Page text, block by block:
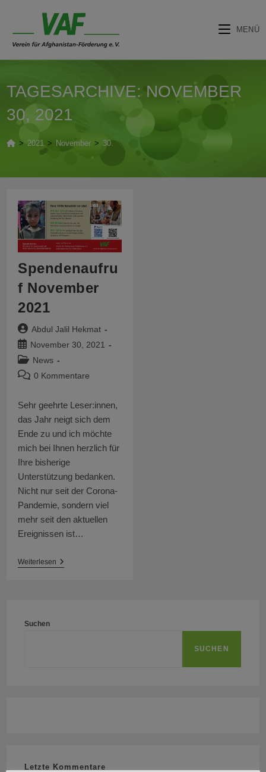
springen
MENÜ
TAGESARCHIVE: NOVEMBER
30, 2021
> 2021 > November > 30.
Spendenaufru
f November
2021
Beitrags-
Autor:
Abdul Jalil Hekmat
Beitrag
veröffentlicht:
November 30, 2021
Beitrags-
Kategorie:
News
Beitrags-0 Kommentare
Sehr geehrte Leser:innen,
das Jahr neigt sich dem
Ende zu und ich möchte
mich bei Ihnen herzlich für
Ihre bisherige
Unterstützung bedanken.
Nicht nur seit der Corona-
Pandemie, sondern viel
mehr seit den aktuellen
Ereignissen ist…
WeiterlesenSpendenaufruf
Suchen
SUCHEN
Letzte Kommentare